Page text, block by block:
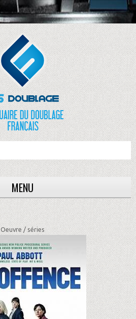
MENU
Oeuvre /séries